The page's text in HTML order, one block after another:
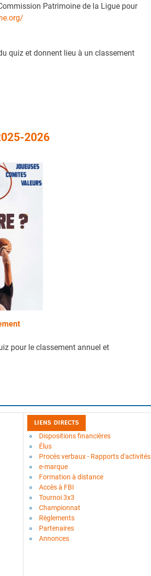
Patrimoine de la Ligue pour
quiz et donnent lieu à un classement
2026
pour le classement annuel et
LIENS DIRECTS
Dispositions financières
Élus
Procès verbaux - Rapports d'activités
e-marque
Formation à distance
Accès à FBI
Tournoi 3x3
Championnat
Règlements
Partenaires
Annonces